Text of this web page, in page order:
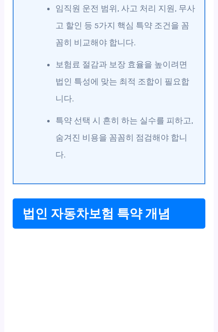
임직원 운전 범위, 사고 처리 지원, 무사
고 할인 등 5가지 핵심 특약 조건을 꼼
꼼히 비교해야 합니다.
보험료 절감과 보장 효율을 높이려면
법인 특성에 맞는 최적 조합이 필요합
니다.
특약 선택 시 흔히 하는 실수를 피하고,
숨겨진 비용을 꼼꼼히 점검해야 합니
다.
법인 자동차보험 특약 개념